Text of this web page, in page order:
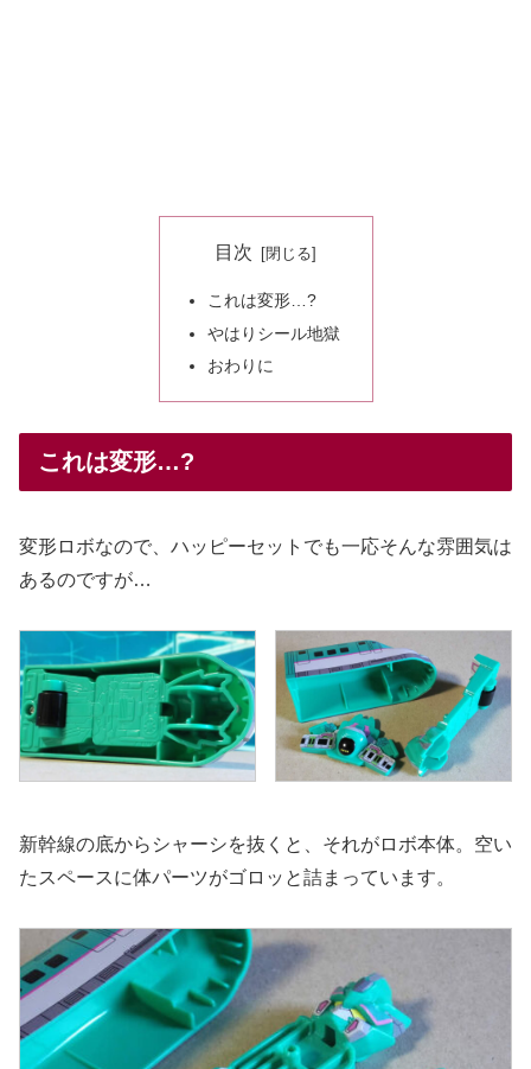
目次
これは変形…?
やはりシール地獄
おわりに
これは変形…?
変形ロボなので、ハッピーセットでも一応そんな雰囲気は
あるのですが…
新幹線の底からシャーシを抜くと、それがロボ本体。空い
たスペースに体パーツがゴロッと詰まっています。